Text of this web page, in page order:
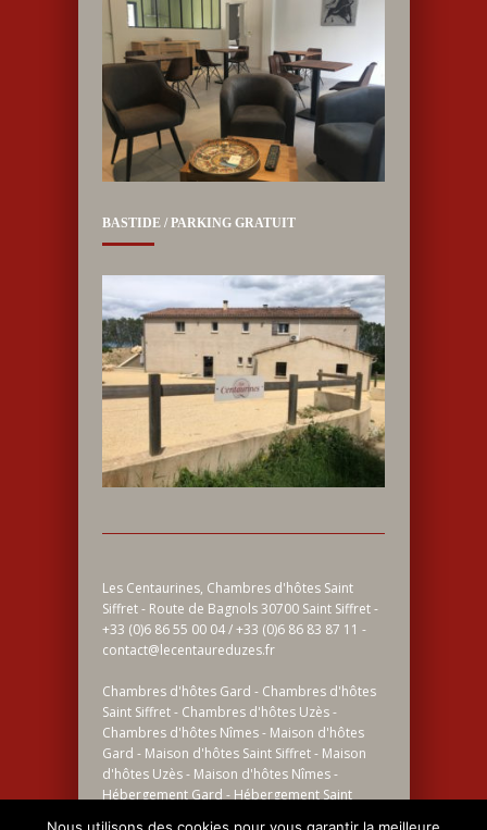
BASTIDE / PARKING GRATUIT
Les Centaurines, Chambres d'hôtes Saint
Siffret - Route de Bagnols 30700 Saint Siffret -
+33 (0)6 86 55 00 04 / +33 (0)6 86 83 87 11 -
contact@lecentaureduzes.fr
Chambres d'hôtes Gard - Chambres d'hôtes
Saint Siffret - Chambres d'hôtes Uzès -
Chambres d'hôtes Nîmes - Maison d'hôtes
Gard - Maison d'hôtes Saint Siffret - Maison
d'hôtes Uzès - Maison d'hôtes Nîmes -
Hébergement Gard - Hébergement Saint